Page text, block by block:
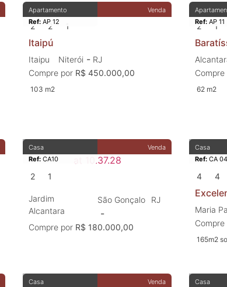
Venda
Apartamento
Ref: AP 12
2 2 1
Itaipú
Itaipu Niterói - RJ
Compre por R$ 450.000,00
103 m2
Ref: AP 11
2 1
Compre
62 m2
Venda
Casa
Ref: CA10
2 1
Jardim
Alcantara
São Gonçalo
-
RJ
Compre por R$ 180.000,00
Casa
Ref: CA 04
4 4
Maria
Compre
165m2
Venda
Casa
Casa